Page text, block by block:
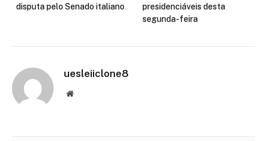
disputa pelo Senado italiano
presidenciáveis desta
segunda-feira
uesleiiclone8
Website